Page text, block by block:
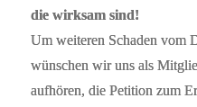
die wirksam sind!
Um weiteren Schaden vom
wünschen wir uns als
aufhören, die Petition zum